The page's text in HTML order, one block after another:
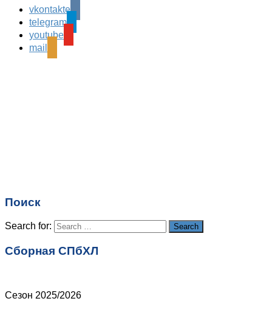
Comments are closed.
vkontakte
telegram
youtube
mail
Поиск
Search for: Search
Сборная СПбХЛ
Сезон 2025/2026